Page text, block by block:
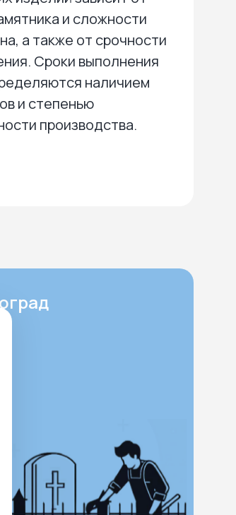
и сложности
а также от срочности
Сроки выполнения
наличием
и степенью
производства.